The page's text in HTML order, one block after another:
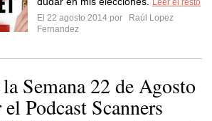
Leer el resto
El 22 agosto 2014 por
Raúl Lopez
Fernandez
Semana 22 de Agosto
Podcast Scanners